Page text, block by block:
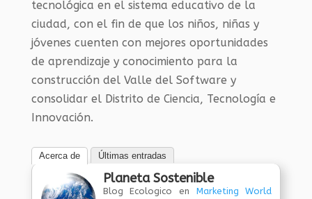
tecnológica en el sistema educativo de la
ciudad, con el fin de que los niños, niñas y
jóvenes cuenten con mejores oportunidades
de aprendizaje y conocimiento para la
construcción del Valle del Software y
consolidar el Distrito de Ciencia, Tecnología e
Innovación.
Acerca de Últimas entradas
Planeta Sostenible
Blog Ecologico en Marketing World